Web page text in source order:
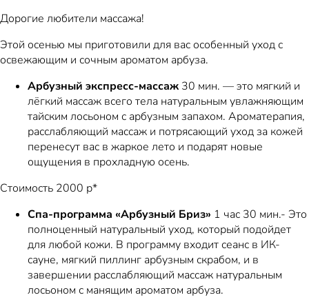
Дорогие любители массажа!
Этой осенью мы приготовили для вас особенный уход с
освежающим и сочным ароматом арбуза.
Арбузный экспресс-массаж 30 мин. — это мягкий и
лёгкий массаж всего тела натуральным увлажняющим
тайским лосьоном с арбузным запахом. Ароматерапия,
расслабляющий массаж и потрясающий уход за кожей
перенесут вас в жаркое лето и подарят новые
ощущения в прохладную осень.
Стоимость 2000 р*
Спа-программа «Арбузный Бриз» 1 час 30 мин.- Это
полноценный натуральный уход, который подойдет
для любой кожи. В программу входит сеанс в ИК-
сауне, мягкий пиллинг арбузным скрабом, и в
завершении расслабляющий массаж натуральным
лосьоном с манящим ароматом арбуза.